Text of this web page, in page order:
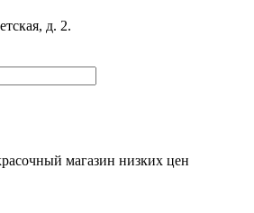
д. 2.
магазин низких цен